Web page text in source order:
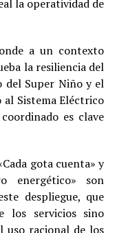
la operatividad de
a un contexto
la resiliencia del
del Super Niño y el
Sistema Eléctrico
es clave
gota cuenta» y
energético» son
despliegue, que
los servicios sino
uso racional de los